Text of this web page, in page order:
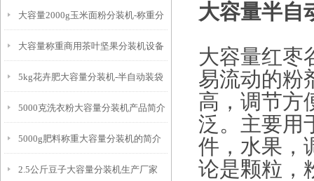
家
大容量2000g玉米面粉分装机-称重分
包机生产商
大容量称重商用茶叶坚果分装机设备
5kg花卉肥大容量分装机-半自动装袋
设备
5000克洗衣粉大容量分装机产品简介
5000g肥料称重大容量分装机的简介
2.5公斤豆子大容量分装机生产厂家
大容量半自
大容量红枣
易流动的粉
高，调节方
泛。主要用
件，水果，
论是颗粒，